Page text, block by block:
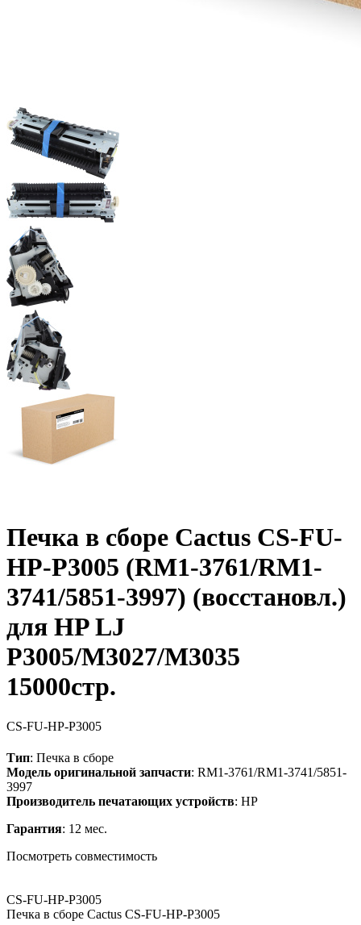
Печка в сборе Cactus CS-FU-
HP-P3005 (RM1-3761/RM1-
3741/5851-3997) (восстановл.)
для HP LJ
P3005/M3027/M3035
15000стр.
CS-FU-HP-P3005
Тип: Печка в сборе
Модель оригинальной запчасти: RM1-3761/RM1-3741/5851-
3997
Производитель печатающих устройств: HP
Гарантия: 12 мес.
Посмотреть совместимость
CS-FU-HP-P3005
Печка в сборе Cactus CS-FU-HP-P3005